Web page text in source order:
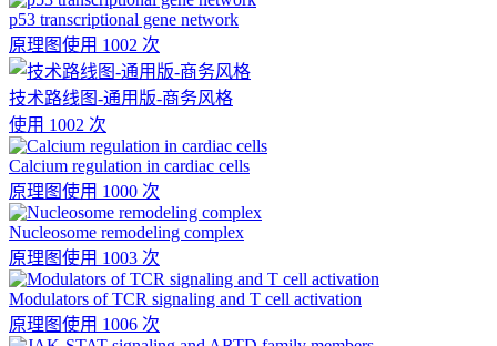
p53 transcriptional gene network
原理图使用 1002 次
技术路线图-通用版-商务风格
使用 1002 次
Calcium regulation in cardiac cells
原理图使用 1000 次
Nucleosome remodeling complex
原理图使用 1003 次
Modulators of TCR signaling and T cell activation
原理图使用 1006 次